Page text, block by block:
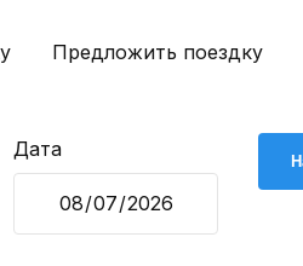
Предложить поездку
Дата